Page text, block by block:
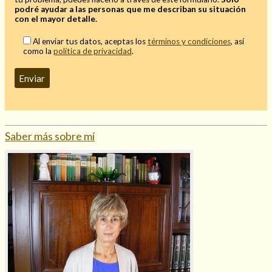
Mi rincón
Mis libros favoritos
Mi Blog
podré ayudar a las personas que me describan su situación
con el mayor detalle.
Al enviar tus datos, aceptas lostérminos y condiciones, así
como la política de privacidad.
Saber más sobre mí